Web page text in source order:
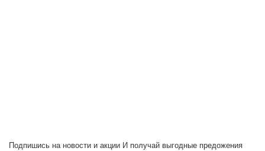
Подпишись на новости и акции И получай выгодные предожения